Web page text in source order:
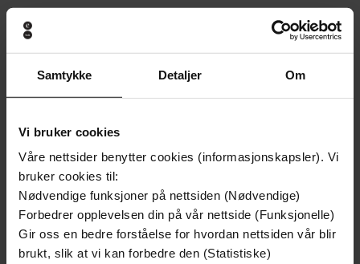
Samtykke Detaljer Om
Vi bruker cookies
Våre nettsider benytter cookies (informasjonskapsler). Vi
bruker cookies til:
Nødvendige funksjoner på nettsiden (Nødvendige)
Forbedrer opplevelsen din på vår nettside (Funksjonelle)
Gir oss en bedre forståelse for hvordan nettsiden vår blir
brukt, slik at vi kan forbedre den (Statistiske)
225,-
225,-